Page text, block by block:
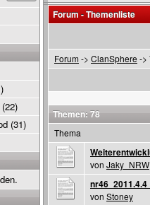
Forum - Themenliste
Forum-> ClanSphere ->
Themen: 78
Thema
von Jaky_NRW
von Stoney
(22)
(31)